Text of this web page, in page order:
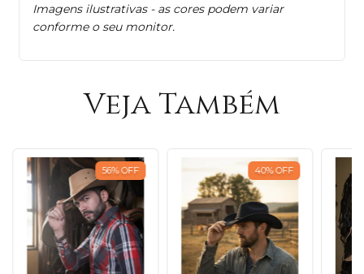
Imagens ilustrativas - as cores podem variar
conforme o seu monitor.
Veja Também
56%OFF 40%OFF